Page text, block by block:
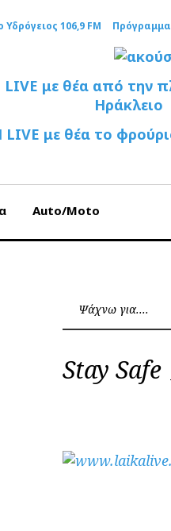
Υδρόγειος 106,9 FM Πρόγραμμα
Auto/Moto
Stay Safe